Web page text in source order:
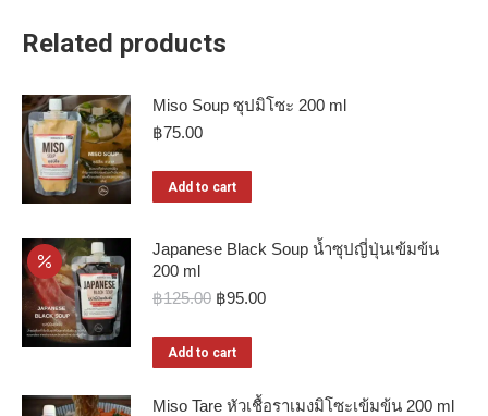
Related products
Miso Soup ซุปมิโซะ 200 ml
฿75.00
Add to cart
Japanese Black Soup น้ำซุปญี่ปุ่นเข้มข้น
200 ml
฿125.00 Original
was:
฿125.00.
฿95.00Current
Add to cart
Miso Tare หัวเชื้อราเมงมิโซะเข้มข้น 200 ml